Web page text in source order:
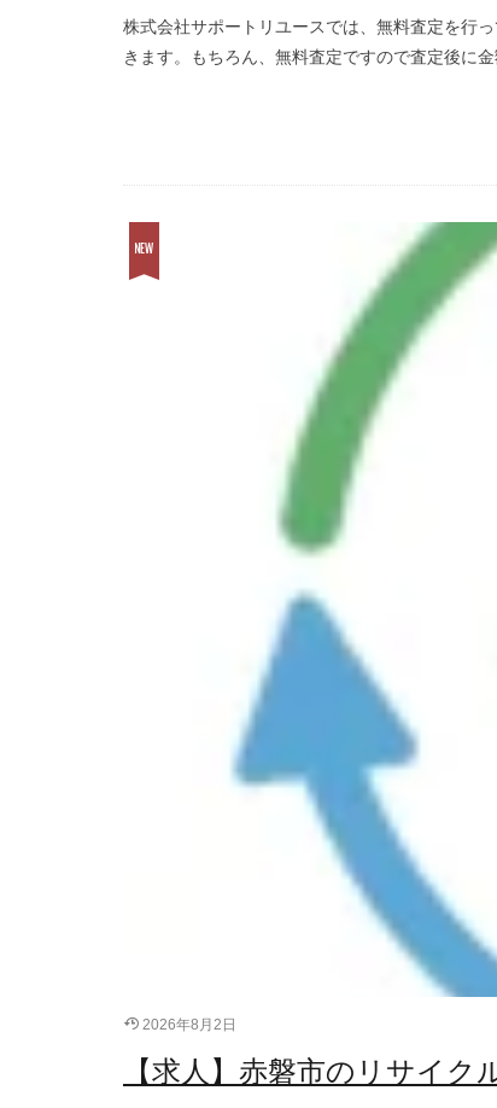
株式会社サポートリユースでは、無料査定を行
きます。もちろん、無料査定ですので査定後に
2026年8月2日
【求人】赤磐市のリサイ